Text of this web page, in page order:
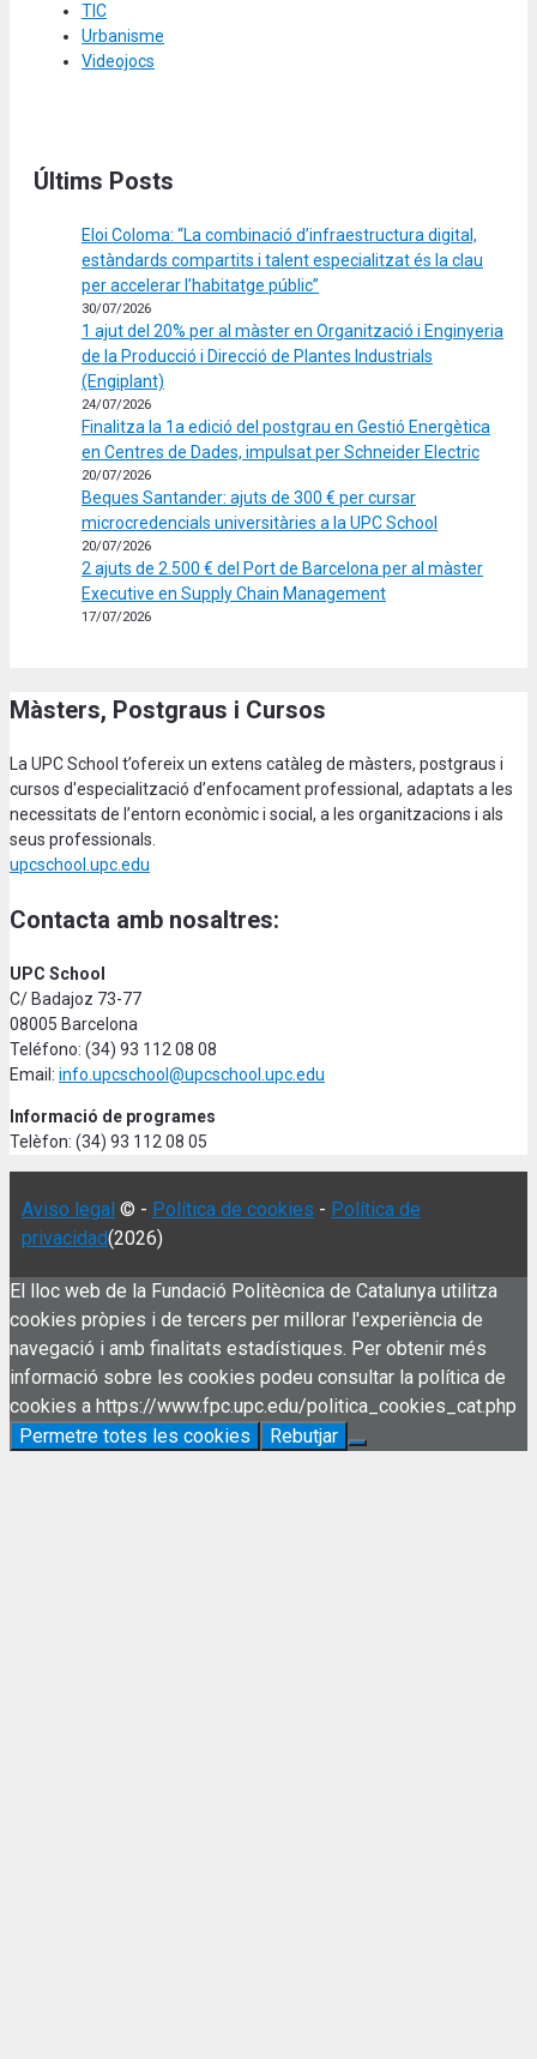
TIC
Urbanisme
Videojocs
Últims Posts
Eloi Coloma: “La combinació d’infraestructura digital,
estàndards compartits i talent especialitzat és la clau
per accelerar l’habitatge públic”
30/07/2026
1 ajut del 20% per al màster en Organització i Enginyeria
de la Producció i Direcció de Plantes Industrials
(Engiplant)
24/07/2026
Finalitza la 1a edició del postgrau en Gestió Energètica
en Centres de Dades, impulsat per Schneider Electric
20/07/2026
Beques Santander: ajuts de 300 € per cursar
microcredencials universitàries a la UPC School
20/07/2026
2 ajuts de 2.500 € del Port de Barcelona per al màster
Executive en Supply Chain Management
17/07/2026
Màsters, Postgraus i Cursos
La UPC School t’ofereix un extens catàleg de màsters, postgraus i
cursos d'especialització d’enfocament professional, adaptats a les
necessitats de l’entorn econòmic i social, a les organitzacions i als
seus professionals.
upcschool.upc.edu
Contacta amb nosaltres:
UPC School
C/ Badajoz 73-77
08005 Barcelona
Teléfono: (34) 93 112 08 08
Email: info.upcschool@upcschool.upc.edu
Informació de programes
Telèfon: (34) 93 112 08 05
Aviso legal © - Política de cookies - Política de
privacidad(2026)
El lloc web de la Fundació Politècnica de Catalunya utilitza
cookies pròpies i de tercers per millorar l'experiència de
navegació i amb finalitats estadístiques. Per obtenir més
informació sobre les cookies podeu consultar la política de
cookies a https://www.fpc.upc.edu/politica_cookies_cat.php
Permetre totes les cookies
Rebutjar